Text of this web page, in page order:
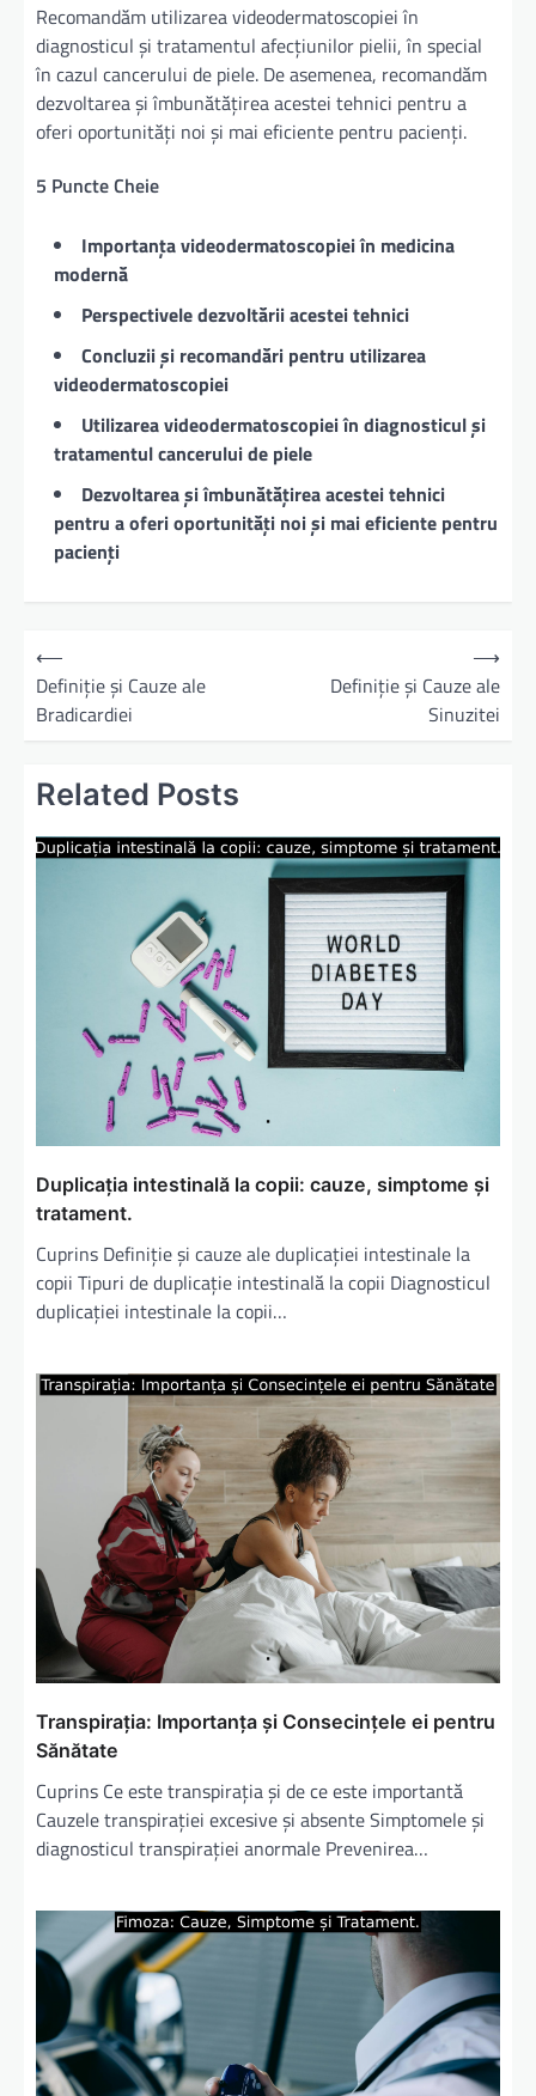
Recomandăm utilizarea videodermatoscopiei în
diagnosticul și tratamentul afecțiunilor pielii, în special
în cazul cancerului de piele. De asemenea, recomandăm
dezvoltarea și îmbunătățirea acestei tehnici pentru a
oferi oportunități noi și mai eficiente pentru pacienți.
5 Puncte Cheie
Importanța videodermatoscopiei în medicina
modernă
Perspectivele dezvoltării acestei tehnici
Concluzii și recomandări pentru utilizarea
videodermatoscopiei
Utilizarea videodermatoscopiei în diagnosticul și
tratamentul cancerului de piele
Dezvoltarea și îmbunătățirea acestei tehnici
pentru a oferi oportunități noi și mai eficiente pentru
pacienți
N⟵
Definiție și Cauze ale
Bradicardiei
Definiție și Cauze ale
Sinuzitei
⟶
Related Posts
Duplicația intestinală la copii: cauze, simptome și
tratament.
Cuprins Definiție și cauze ale duplicației intestinale la
copii Tipuri de duplicație intestinală la copii Diagnosticul
duplicației intestinale la copii…
Transpirația: Importanța și Consecințele ei pentru
Sănătate
Cuprins Ce este transpirația și de ce este importantă
Cauzele transpirației excesive și absente Simptomele și
diagnosticul transpirației anormale Prevenirea…